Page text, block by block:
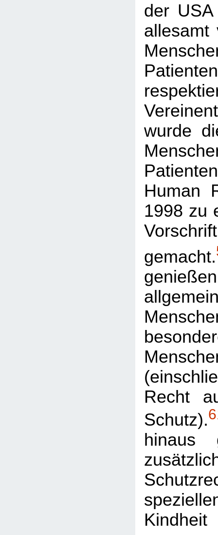
der
allesamt
wurde
Human
1998 zu
Vorschrift
gemacht.
Recht
Schutz).
hinaus